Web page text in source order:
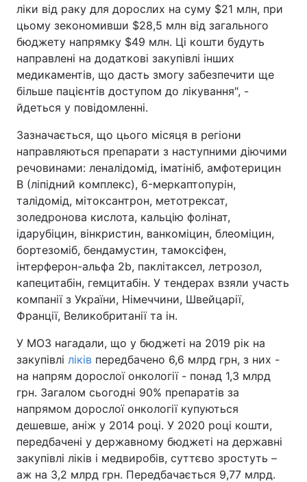
ліки від раку для дорослих на суму $21 млн, при
цьому зекономивши $28,5 млн від загального
бюджету напрямку $49 млн. Ці кошти будуть
направлені на додаткові закупівлі інших
медикаментів, що дасть змогу забезпечити ще
більше пацієнтів доступом до лікування", -
йдеться у повідомленні.
Зазначається, що цього місяця в регіони
направляються препарати з наступними діючими
речовинами: леналідомід, іматініб, амфотерицин
B (ліпідний комплекс), 6-меркаптопурін,
талідомід, мітоксантрон, метотрексат,
золедронова кислота, кальцію фолінат,
ідарубіцин, вінкристин, ванкоміцин, блеоміцин,
бортезоміб, бендамустин, тамоксіфен,
інтерферон-альфа 2b, паклітаксел, летрозол,
капецитабін, гемцитабін. У тендерах взяли участь
компанії з України, Німеччини, Швейцарії,
Франції, Великобританії та ін.
У МОЗ нагадали, що у бюджеті на 2019 рік на
закупівлі ліків передбачено 6,6 млрд грн, з них -
на напрям дорослої онкології - понад 1,3 млрд
грн. Загалом сьогодні 90% препаратів за
напрямом дорослої онкології купуються
дешевше, аніж у 2014 році. У 2020 році кошти,
передбачені у державному бюджеті на державні
закупівлі ліків і медвиробів, суттєво зростуть –
аж на 3,2 млрд грн. Передбачається 9,77 млрд.